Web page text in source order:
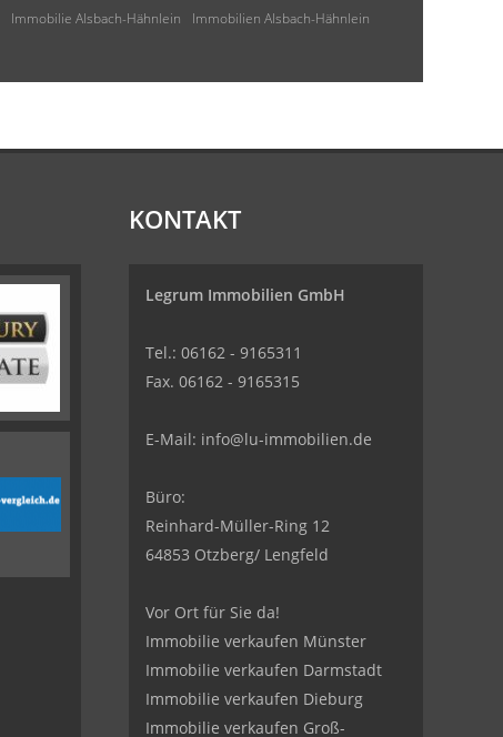
Immobilie Alsbach-Hähnlein
Immobilien Alsbach-Hähnlein
KONTAKT
Legrum Immobilien GmbH
Tel.: 06162 - 9165311
Fax. 06162 - 9165315
E-Mail: info@lu-immobilien.de
Büro:
Reinhard-Müller-Ring 12
64853 Otzberg/ Lengfeld
Vor Ort für Sie da!
Immobilie verkaufen Münster
Immobilie verkaufen Darmstadt
Immobilie verkaufen Dieburg
Immobilie verkaufen Groß-